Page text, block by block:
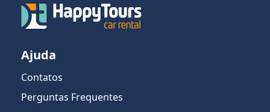
Ajuda
Contatos
Perguntas Frequentes